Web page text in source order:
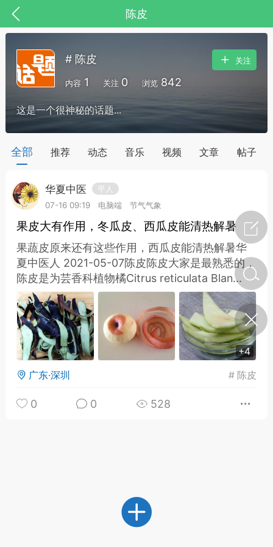
陈皮
节气气象
·特急预警】关
节返乡期间“闪
急提示
0
如何购买【理肺清瘟膏】
小海（HAi）
女子五七，阳明脉衰：女性
养颜首重阳明胃经
# 陈皮
内容 1 关注 0 浏览 842
关注
这是一个很神秘的话题...
全部 推荐 动态 音乐 视频 文章 帖子
华夏中医
平人
07-16 09:19
电脑端 节气气象
果皮大有作用，冬瓜皮、西瓜皮能清热解暑
果蔬皮原来还有这些作用，西瓜皮能清热解暑华
夏中医人 2021-05-07陈皮陈皮大家是最熟悉的，
陈皮是为芸香科植物橘Citrus reticulata Blan...
+4
广东·深圳 # 陈皮
0 0 528